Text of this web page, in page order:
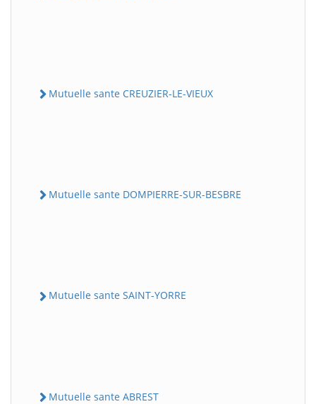
Mutuelle sante CREUZIER-LE-VIEUX
Mutuelle sante DOMPIERRE-SUR-BESBRE
Mutuelle sante SAINT-YORRE
Mutuelle sante ABREST